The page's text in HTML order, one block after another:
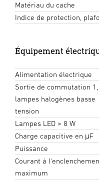
Matériau du cache
Indice de protection,
Équipement
Alimentation électrique
Sortie de commutation 1,
lampes halogènes basse
tension
Lampes LED > 8 W
Charge capacitive en μF
Puissance
Courant à
maximum